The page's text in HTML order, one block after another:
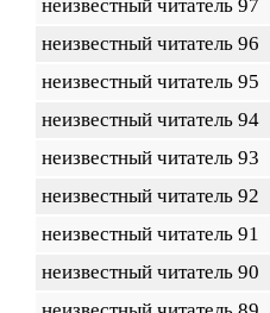
неизвестный читатель 97
неизвестный читатель 96
неизвестный читатель 95
неизвестный читатель 94
неизвестный читатель 93
неизвестный читатель 92
неизвестный читатель 91
неизвестный читатель 90